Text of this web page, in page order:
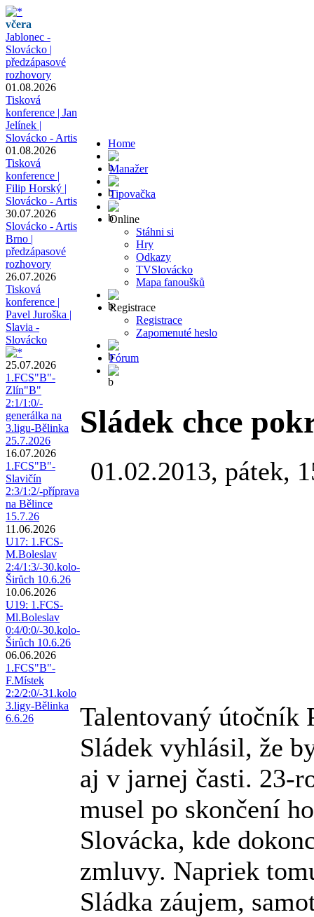
včera
Jablonec -
Slovácko |
předzápasové
rozhovory
01.08.2026
Tisková
konference | Jan
Jelínek |
Slovácko - Artis
01.08.2026
Tisková
konference |
Filip Horský |
Slovácko - Artis
30.07.2026
Slovácko - Artis
Brno |
předzápasové
rozhovory
26.07.2026
Tisková
konference |
Pavel Juroška |
Slavia -
Slovácko
25.07.2026
1.FCS"B"-
Zlín"B"
2:1/1:0/-
generálka na
3.ligu-Bělinka
25.7.2026
16.07.2026
1.FCS"B"-
Slavičín
2:3/1:2/-příprava
na Bělince
15.7.26
11.06.2026
U17: 1.FCS-
M.Boleslav
2:4/1:3/-30.kolo-
Širůch 10.6.26
10.06.2026
U19: 1.FCS-
Ml.Boleslav
0:4/0:0/-30.kolo-
Širůch 10.6.26
06.06.2026
1.FCS"B"-
F.Místek
2:2/2:0/-31.kolo
3.ligy-Bělinka
6.6.26
Home
Manažer
Tipovačka
Online
Stáhni si
Hry
Odkazy
TVSlovácko
Mapa fanoušků
Registrace
Registrace
Zapomenuté heslo
Fórum
Sládek chce
01.02.2013, pátek,
Talentovaný útočník
Sládek vyhlásil, že
aj v jarnej časti. 23-
musel po skončení
Slovácka, kde
zmluvy. Napriek
Sládka záujem,